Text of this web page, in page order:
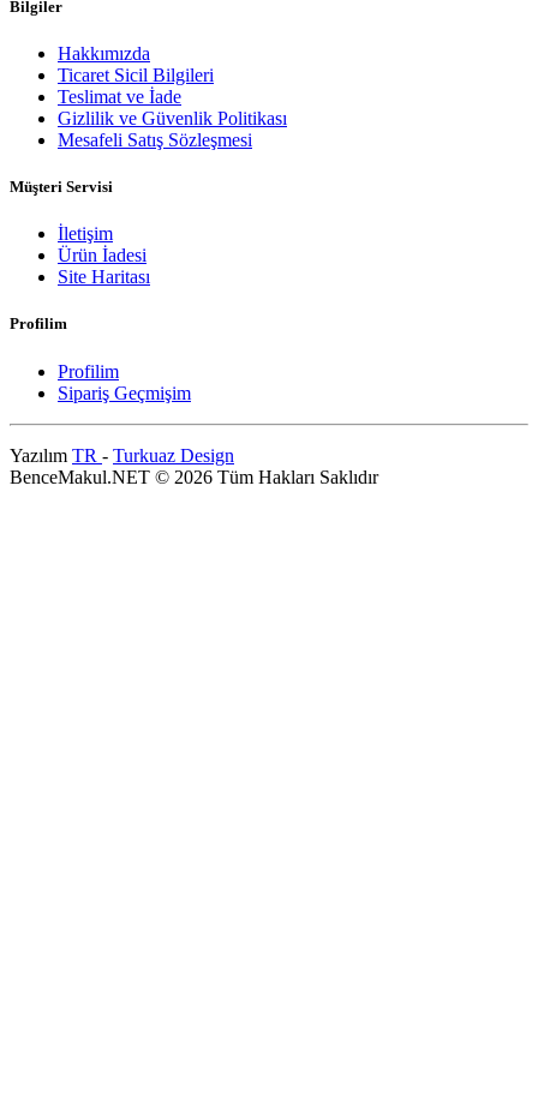
Bilgiler
Hakkımızda
Ticaret Sicil Bilgileri
Teslimat ve İade
Gizlilik ve Güvenlik Politikası
Mesafeli Satış Sözleşmesi
Müşteri Servisi
İletişim
Ürün İadesi
Site Haritası
Profilim
Profilim
Sipariş Geçmişim
Yazılım TR - Turkuaz Design
BenceMakul.NET © 2026 Tüm Hakları Saklıdır